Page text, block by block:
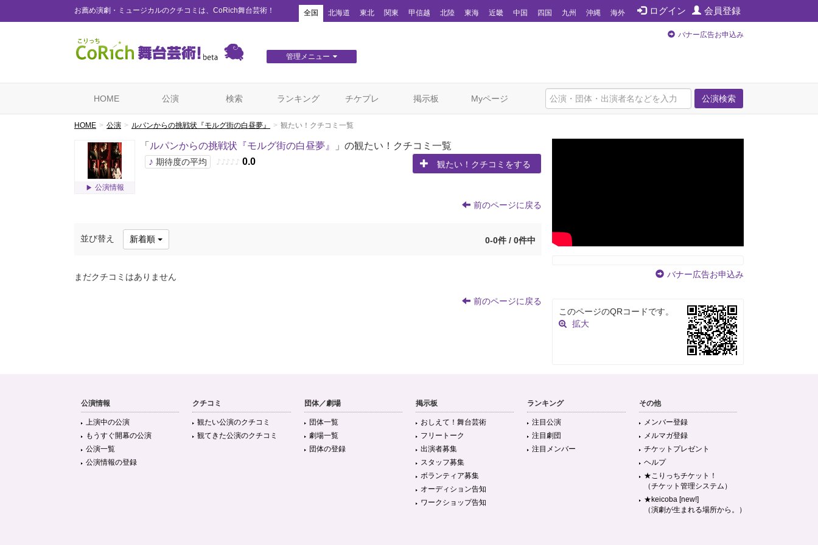
お薦め演劇・ミュージカルのクチコミは、CoRich舞台芸術！ ログイン 会員登録
全国 北海道 東北 関東 甲信越 北陸 東海 近畿 中国 四国 九州 沖縄 海外
管理メニュー
バナー広告お申込み
公演検索
HOME 公演 検索 ランキング チケプレ 掲示板 Myページ
HOME 公演 ルパンからの挑戦状『モルグ街の白昼夢』 観たい！クチコミ一覧
公演情報
「 ルパンからの挑戦状『モルグ街の白昼夢』
」の観たい！クチコミ一覧
♪ 期待度の平均 ♪ ♪ ♪ ♪ ♪ 0.0 観たい！クチコミをする
前のページに戻る
並び替え 新着順 0-0件 / 0件中
まだクチコミはありません
前のページに戻る
バナー広告お申込み
このページのQRコードです。
拡大
公演情報
上演中の公演
もうすぐ開幕の公演
公演一覧
公演情報の登録
クチコミ
観たい公演のクチコミ
観てきた公演のクチコミ
団体／劇場
団体一覧
劇場一覧
団体の登録
掲示板
おしえて！舞台芸術
フリートーク
出演者募集
スタッフ募集
ボランティア募集
オーディション告知
ワークショップ告知
ランキング
注目公演
注目劇団
注目メンバー
その他
メンバー登録
メルマガ登録
チケットプレゼント
ヘルプ
★こりっちチケット！
（チケット管理システム）
★keicoba [new!]
（演劇が生まれる場所から。）